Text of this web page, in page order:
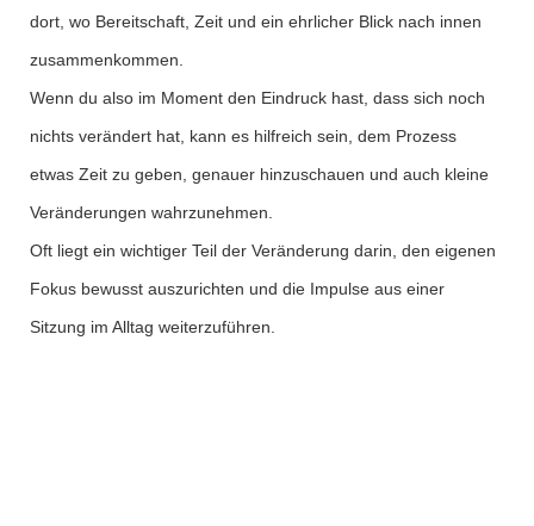
dort, wo Bereitschaft, Zeit und ein ehrlicher Blick nach innen
zusammenkommen.
Wenn du also im Moment den Eindruck hast, dass sich noch
nichts verändert hat, kann es hilfreich sein, dem Prozess
etwas Zeit zu geben, genauer hinzuschauen und auch kleine
Veränderungen wahrzunehmen.
Oft liegt ein wichtiger Teil der Veränderung darin, den eigenen
Fokus bewusst auszurichten und die Impulse aus einer
Sitzung im Alltag weiterzuführen.